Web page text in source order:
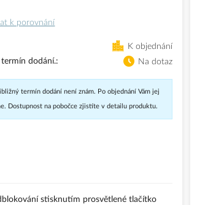
k porovnání
K objednání
termín dodání.
Na dotaz
termín dodání není znám. Po objednání Vám jej
Dostupnost na pobočce zjistíte v detailu produktu.
stisknutím prosvětlené tlačítko